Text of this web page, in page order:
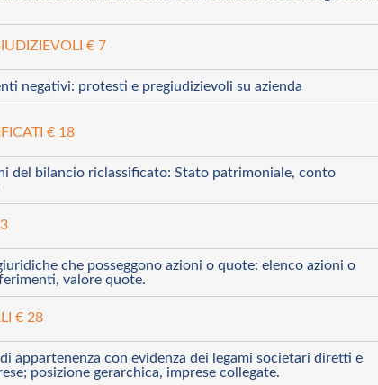
€ 7
negativi: protesti e pregiudizievoli su azienda
€ 18
del bilancio riclassificato: Stato patrimoniale, conto
che posseggono azioni o quote: elenco azioni o
valore quote.
€ 28
appartenenza con evidenza dei legami societari diretti e
posizione gerarchica, imprese collegate.